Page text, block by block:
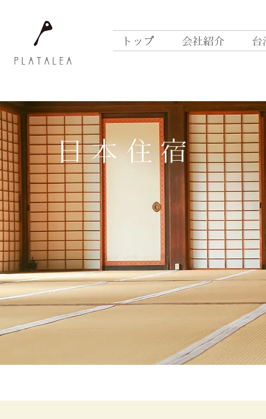
トップ 会社紹介 台
​日本住宿